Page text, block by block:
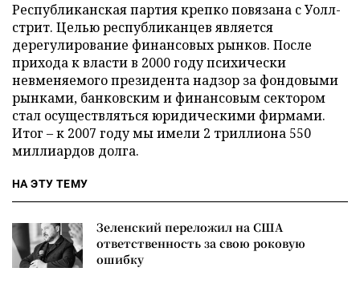
Республиканская партия крепко повязана с Уолл-
стрит. Целью республиканцев является
дерегулирование финансовых рынков. После
прихода к власти в 2000 году психически
невменяемого президента надзор за фондовыми
рынками, банковским и финансовым сектором
стал осуществляться юридическими фирмами.
Итог – к 2007 году мы имели 2 триллиона 550
миллиардов долга.
НА ЭТУ ТЕМУ
Зеленский переложил на США
ответственность за свою роковую
ошибку